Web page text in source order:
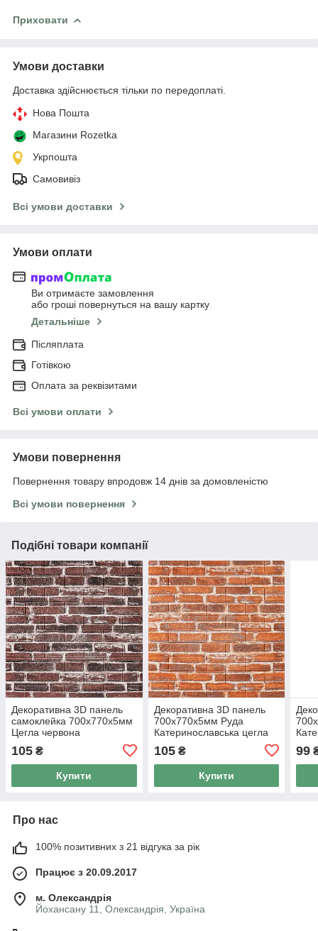
Приховати
Умови доставки
Доставка здійснюється тільки по передоплаті.
Нова Пошта
Магазини Rozetka
Укрпошта
Самовивіз
Всі умови доставки
Умови оплати
Ви отримаєте замовлення
або гроші повернуться на вашу картку
Детальніше
Післяплата
Готівкою
Оплата за реквізитами
Всі умови оплати
Умови повернення
Повернення товару впродовж 14 днів за домовленістю
Всі умови повернення
Подібні товари компанії
Декоративна 3D панель
самоклейка 700х770х5мм
Цегла червона
Катеринославська (043)
SW-00000031
105 ₴
Купити
Декоративна 3D панель
700х770х5мм Руда
Катеринославська цегла
105₴
Купити
99
Про нас
100% позитивних з 21 відгука за рік
Працює з 20.09.2017
м. Олександрія
Йохансану 11, Олександрія, Україна